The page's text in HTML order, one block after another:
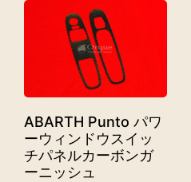
ABARTH Punto パワ
ーウィンドウスイッ
チパネルカーボンガ
ーニッシュ